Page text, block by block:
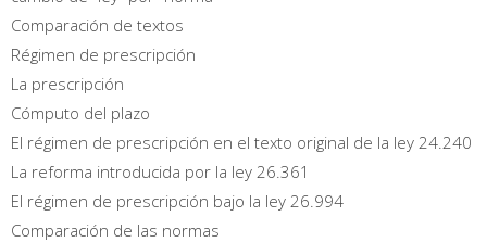
Comparación de textos
Régimen de prescripción
La prescripción
Cómputo del plazo
El régimen de prescripción en el texto original de la ley 24.240
La reforma introducida por la ley 26.361
El régimen de prescripción bajo la ley 26.994
Comparación de las normas